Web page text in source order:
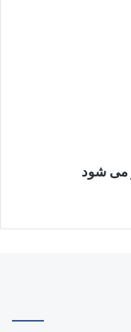
می شود